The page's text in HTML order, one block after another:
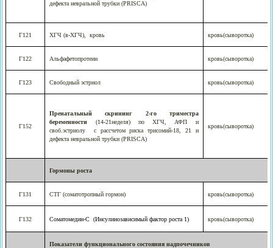
дефекта невральной трубки (PRISСA)
Г121 ХГЧ (в-ХГЧ), кровь кровь(сыворотка)
Г122 Альфафетопротеин кровь(сыворотка)
Г123 Свободный эстриол кровь(сыворотка)
Г152
Пренатальный скрининг 2-го триместра
беременности (14-21неделя) по ХГЧ, АФП и
своб.эстриолу
с рассчетом риска трисомий-18, 21 и
дефекта невральной трубки (PRISСA)
кровь(сыворотка)
Гормоны роста
Г131 СТГ (соматотропный гормон) кровь(сыворотка)
Г132 Соматомедин-С (Инсулинозависимый фактор роста 1) кровь(сыворотка)
Показатели функционального состояния надпочечников